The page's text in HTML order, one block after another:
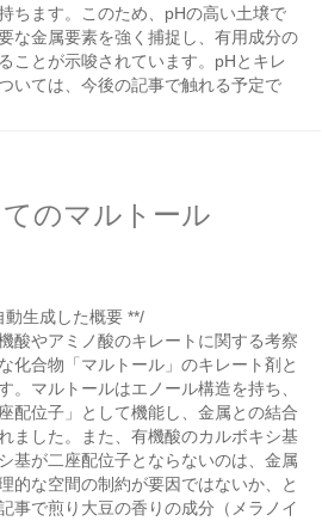
ちます。このため、pHの高い土壌で
な金属要素を強く捕捉し、有用成分の
ことが示唆されています。pHとキレ
いては、今後の記事で触れる予定で
のマルトール
動生成した概要 **/
酸やアミノ酸のキレートに関する考察
化合物「マルトール」のキレート剤と
。マルトールはエノール構造を持ち、
配位子」として機能し、金属との結合
ました。また、有機酸のカルボキシ基
基が二座配位子とならないのは、金属
的な空間の制約が要因ではないか、と
事で煎り大豆の香りの成分（メラノイ